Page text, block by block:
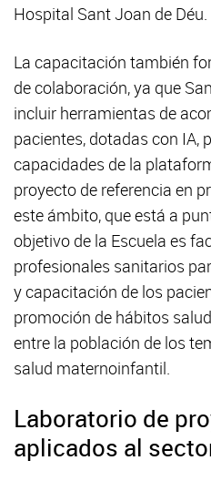
Hospital Sant Joan de Déu.
La capacitación también
de colaboración, ya que
incluir herramientas de
pacientes, dotadas con IA,
capacidades de la
proyecto de referencia en
este ámbito, que está a
objetivo de la Escuela es
profesionales sanitarios
y capacitación de los
promoción de hábitos
entre la población de los
salud maternoinfantil.
Laboratorio de
aplicados al